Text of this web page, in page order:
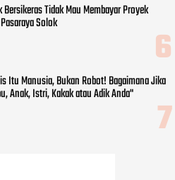
Tidak Mau Membayar Proyek
Solok
Itu Manusia, Bukan Robot! Bagaimana Jika
Anak, Istri, Kakak atau Adik Anda"